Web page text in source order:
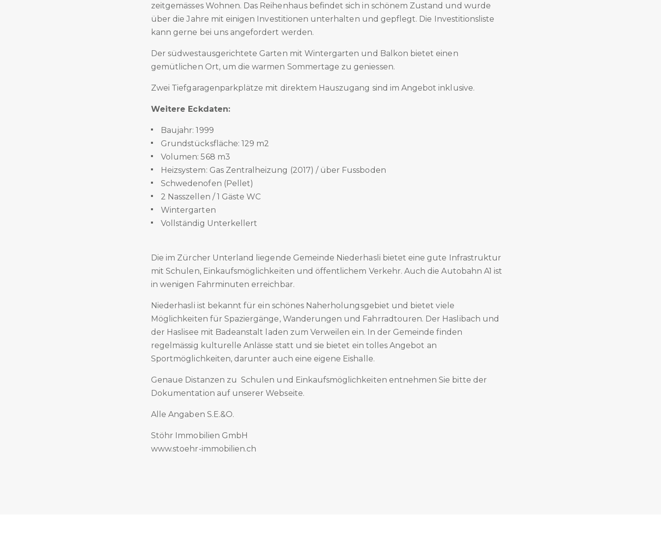
zeitgemässes Wohnen. Das Reihenhaus befindet sich in schönem Zustand und wurde
über die Jahre mit einigen Investitionen unterhalten und gepflegt. Die Investitionsliste
kann gerne bei uns angefordert werden.
Der südwestausgerichtete Garten mit Wintergarten und Balkon bietet einen
gemütlichen Ort, um die warmen Sommertage zu geniessen.
Zwei Tiefgaragenparkplätze mit direktem Hauszugang sind im Angebot inklusive.
Weitere Eckdaten:
Baujahr: 1999
Grundstücksfläche: 129 m2
Volumen: 568 m3
Heizsystem: Gas Zentralheizung (2017) / über Fussboden
Schwedenofen (Pellet)
2 Nasszellen / 1 Gäste WC
Wintergarten
Vollständig Unterkellert
Die im Zürcher Unterland liegende Gemeinde Niederhasli bietet eine gute Infrastruktur
mit Schulen, Einkaufsmöglichkeiten und öffentlichem Verkehr. Auch die Autobahn A1 ist
in wenigen Fahrminuten erreichbar.
Niederhasli ist bekannt für ein schönes Naherholungsgebiet und bietet viele
Möglichkeiten für Spaziergänge, Wanderungen und Fahrradtouren. Der Haslibach und
der Haslisee mit Badeanstalt laden zum Verweilen ein. In der Gemeinde finden
regelmässig kulturelle Anlässe statt und sie bietet ein tolles Angebot an
Sportmöglichkeiten, darunter auch eine eigene Eishalle.
Genaue Distanzen zu Schulen und Einkaufsmöglichkeiten entnehmen Sie bitte der
Dokumentation auf unserer Webseite.
Alle Angaben S.E.&O.
Stöhr Immobilien GmbH
www.stoehr-immobilien.ch